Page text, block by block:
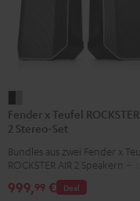
x
Teufel
ROCKSTER
2
Fender x Teufel
2 Stereo-Set
Bundles aus zwei Fender x
ROCKSTER AIR 2 Speakern –
AIR 2 spielen per Kabel oder
Bluetooth synchron in Stereo
Deal
999,99 €